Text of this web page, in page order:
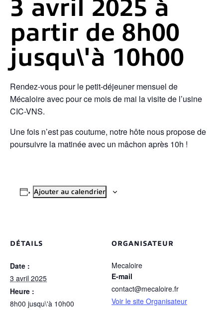
3 avril 2025 à
partir de 8h00
jusqu\'à 10h00
Rendez-vous pour le petit-déjeuner mensuel de
Mécaloire avec pour ce mois de mai la visite de l’usine
CIC-VNS.
Une fois n’est pas coutume, notre hôte nous propose de
poursuivre la matinée avec un mâchon après 10h !
Ajouter au calendrier
DÉTAILS
Date :
3 avril 2025
Heure :
8h00 jusqu\'à 10h00
ORGANISATEUR
Mecaloire
E-mail
contact@mecaloire.fr
Voir le site Organisateur